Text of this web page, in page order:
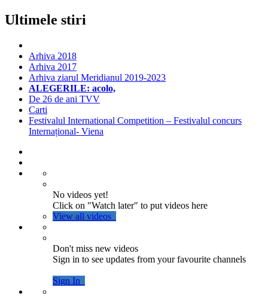
Ultimele stiri
Arhiva 2018
Arhiva 2017
Arhiva ziarul Meridianul 2019-2023
ALEGERILE: acolo,
De 26 de ani TVV
Carti
Festivalul International Competition – Festivalul concurs
Internațional- Viena
No videos yet!
Click on "Watch later" to put videos here
View all videos
Don't miss new videos
Sign in to see updates from your favourite channels
Sign In